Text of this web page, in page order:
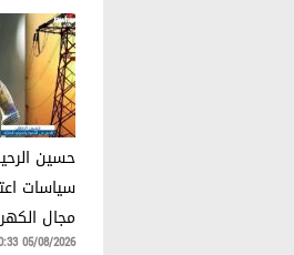
حسين
سياسات
مجال
05/08/2026 10:33